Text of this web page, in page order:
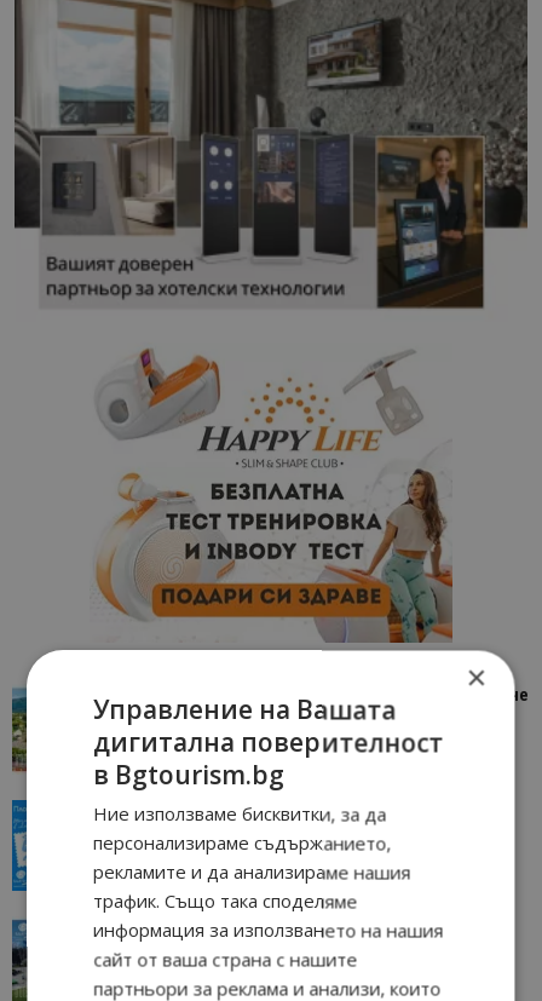
“Пощенска картичка от…”: Петрич – Изживяване
отвъд очакваното
Петрич 11/07/2026 11:22
“Пощенска картичка от…”: Пловдив, градът на
23/06/2026 10:00
“Пощенска картичка от…”: Перник – град на
17/06/2026 09:01
×
Управление на Вашата
дигитална поверителност
в Bgtourism.bg
Ние използваме бисквитки, за да
персонализираме съдържанието,
рекламите и да анализираме нашия
трафик. Също така споделяме
информация за използването на нашия
сайт от ваша страна с нашите
партньори за реклама и анализи, които